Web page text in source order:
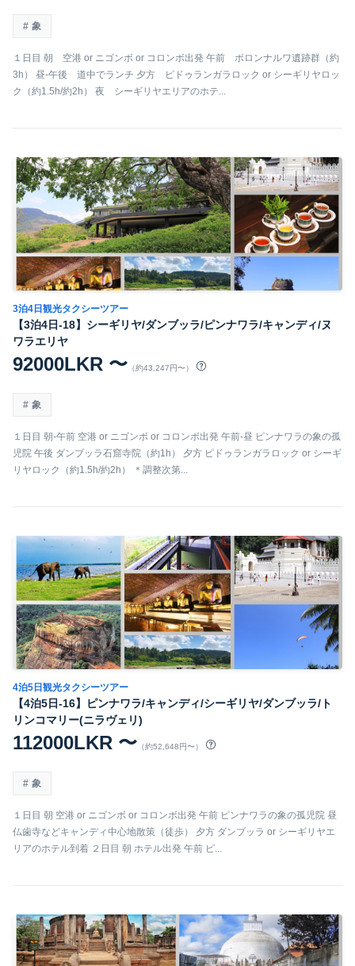
象
１日目 朝 空港 or ニゴンボ or コロンボ出発 午前 ポロンナルワ遺跡群（約
3h） 昼-午後 道中でランチ 夕方 ピドゥランガラロック or シーギリヤロッ
ク（約1.5h/約2h） 夜 シーギリヤエリアのホテ...
3泊4日観光タクシーツアー
【3泊4日-18】シーギリヤ/ダンブッラ/ピンナワラ/キャンディ/ヌ
ワラエリヤ
92000LKR 〜 （約43,247円〜）
象
１日目 朝-午前 空港 or ニゴンボ or コロンボ出発 午前-昼 ピンナワラの象の孤
児院 午後 ダンブッラ石窟寺院（約1h） 夕方 ピドゥランガラロック or シーギ
リヤロック（約1.5h/約2h） ＊調整次第...
4泊5日観光タクシーツアー
【4泊5日-16】ピンナワラ/キャンディ/シーギリヤ/ダンブッラ/ト
リンコマリー(ニラヴェリ)
112000LKR 〜 （約52,648円〜）
象
１日目 朝 空港 or ニゴンボ or コロンボ出発 午前 ピンナワラの象の孤児院 昼
仏歯寺などキャンディ中心地散策（徒歩） 夕方 ダンブッラ or シーギリヤエ
リアのホテル到着 ２日目 朝 ホテル出発 午前 ピ...